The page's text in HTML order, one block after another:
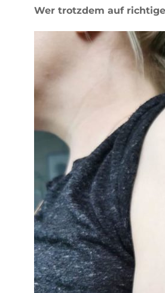
Wer trotzdem auf